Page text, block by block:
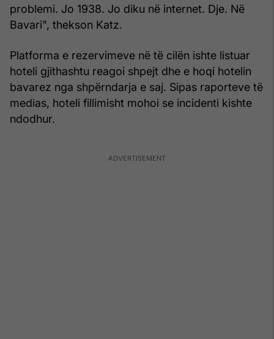
problemi. Jo 1938. Jo diku në internet. Dje. Në
Bavari", thekson Katz.
Platforma e rezervimeve në të cilën ishte listuar
hoteli gjithashtu reagoi shpejt dhe e hoqi hotelin
bavarez nga shpërndarja e saj. Sipas raporteve të
medias, hoteli fillimisht mohoi se incidenti kishte
ndodhur.